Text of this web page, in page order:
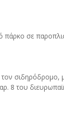
πάρκο σε
τον σιδηρόδρομο,
8 του